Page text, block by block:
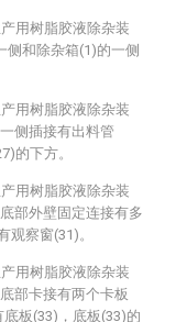
用树脂胶液除杂装
侧和除杂箱(1)的一侧
用树脂胶液除杂装
侧插接有出料管
的下方。
用树脂胶液除杂装
部外壁固定连接有多
观察窗(31)。
用树脂胶液除杂装
部卡接有两个卡板
板(33)，底板(33)的